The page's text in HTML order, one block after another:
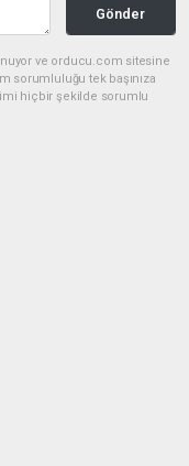
Gönder
ve orducu.com sitesine
sorumluluğu tek başınıza
hiçbir şekilde sorumlu